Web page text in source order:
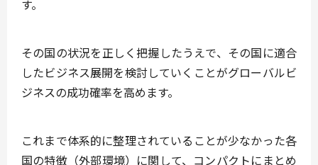
す。
その国の状況を正しく把握したうえで、その国に適合
したビジネス展開を検討していくことがグローバルビ
ジネスの成功確率を高めます。
これまで体系的に整理されていることが少なかった各
国の特徴（外部環境）に関して、コンパクトにまとめ